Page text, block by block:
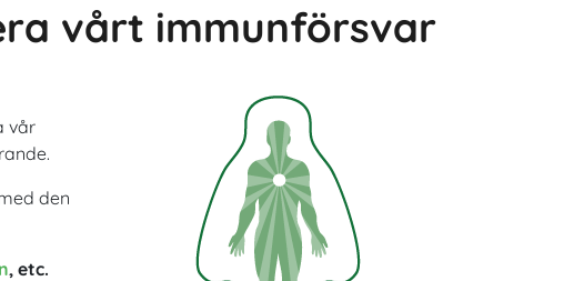
vårt immunförsvar
vår
den
, etc.